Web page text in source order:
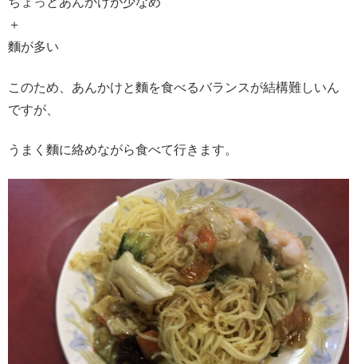
＋
麵が多い
このため、あんかけと麵を食べるバランスが結構難しいん
ですが、
うまく麵に絡めながら食べて行きます。